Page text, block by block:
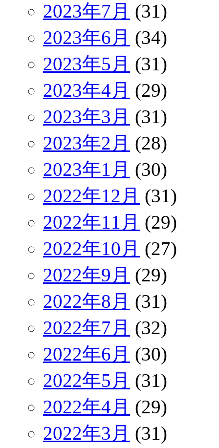
2023年7月 (31)
2023年6月 (34)
2023年5月 (31)
2023年4月 (29)
2023年3月 (31)
2023年2月 (28)
2023年1月 (30)
2022年12月 (31)
2022年11月 (29)
2022年10月 (27)
2022年9月 (29)
2022年8月 (31)
2022年7月 (32)
2022年6月 (30)
2022年5月 (31)
2022年4月 (29)
2022年3月 (31)